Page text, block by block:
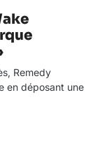
Remedy
en déposant une